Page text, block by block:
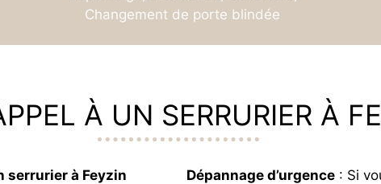
Changement de porte blindée
À UN SERRURIER À
serrurier à Feyzin
Dépannage d’urgence : Si